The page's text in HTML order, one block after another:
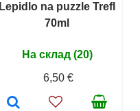
Lepidlo na puzzle Trefl
70ml
На склад (20)
6,50 €